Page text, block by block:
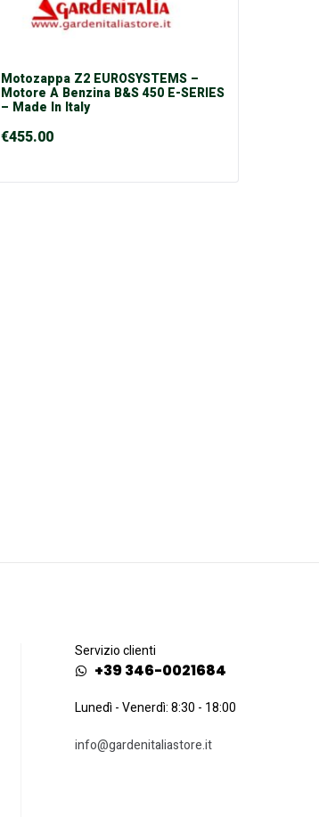
Motozappa Z2 EUROSYSTEMS –
Motore A Benzina B&S 450 E-SERIES
– Made In Italy
€455.00
Servizio clienti
+39 346-0021684
Lunedì - Venerdì: 8:30 - 18:00
info@gardenitaliastore.it